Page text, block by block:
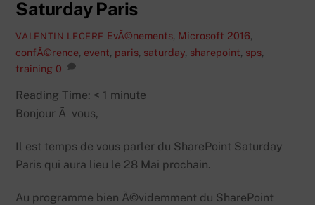
Saturday Paris
VALENTIN LECERF EvÃ©nements, Microsoft 2016,
confÃ©rence, event, paris, saturday, sharepoint, sps,
training 0
Reading Time: < 1 minute
Bonjour Ã vous,
Il est temps de vous parler du SharePoint Saturday
Paris qui aura lieu le 28 Mai prochain.
Au programme bien Ã©videmment du SharePoint